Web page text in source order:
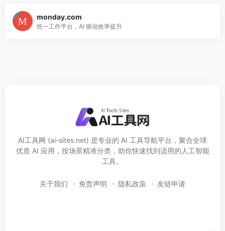
monday.com
统一工作平台，AI 驱动效率提升
AI工具网 (ai-sites.net) 是专业的 AI 工具导航平台，聚合全球
优质 AI 应用，按场景精准分类，助你快速找到适用的人工智能
工具。
关于我们 免责声明 隐私政策 友链申请